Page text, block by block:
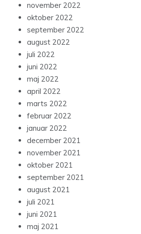
november 2022
oktober 2022
september 2022
august 2022
juli 2022
juni 2022
maj 2022
april 2022
marts 2022
februar 2022
januar 2022
december 2021
november 2021
oktober 2021
september 2021
august 2021
juli 2021
juni 2021
maj 2021